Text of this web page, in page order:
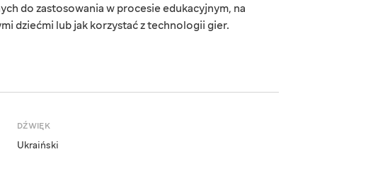
do zastosowania w procesie edukacyjnym, na
dziećmi lub jak korzystać z technologii gier.
DŹWIĘK
Ukraiński